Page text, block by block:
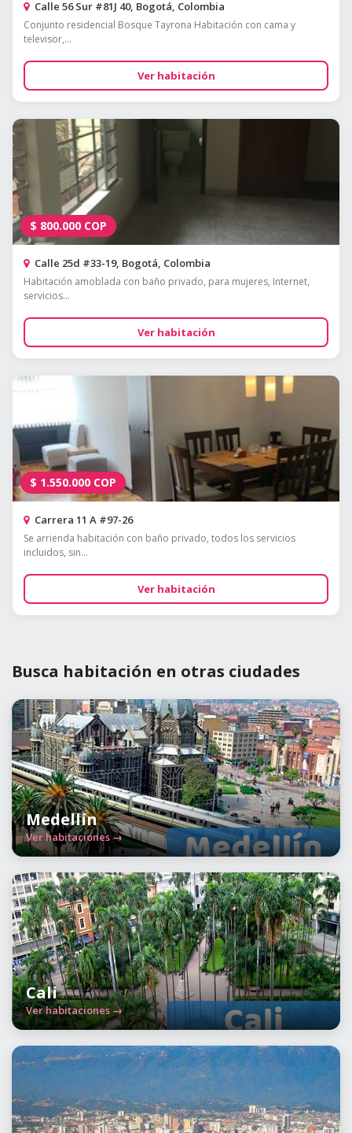
Calle 56 Sur #81J 40, Bogotá, Colombia
Conjunto residencial Bosque Tayrona Habitación con cama y
televisor,...
Ver habitación
$ 800.000 COP
Calle 25d #33-19, Bogotá, Colombia
Habitación amoblada con baño privado, para mujeres, Internet,
servicios...
Ver habitación
$ 1.550.000 COP
Carrera 11 A #97-26
Se arrienda habitación con baño privado, todos los servicios
incluidos, sin...
Ver habitación
Busca habitación en otras ciudades
Medellín
Ver habitaciones →
Cali
Ver habitaciones →